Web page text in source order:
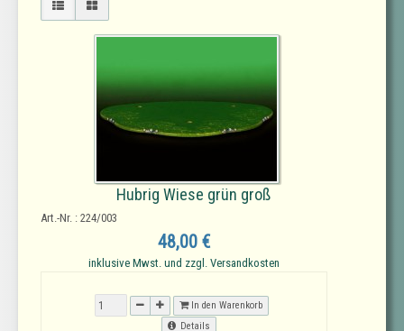
Hubrig Wiese grün groß
Art.-Nr. : 224/003
48,00 €
inklusive Mwst. und zzgl. Versandkosten
In den Warenkorb
Details